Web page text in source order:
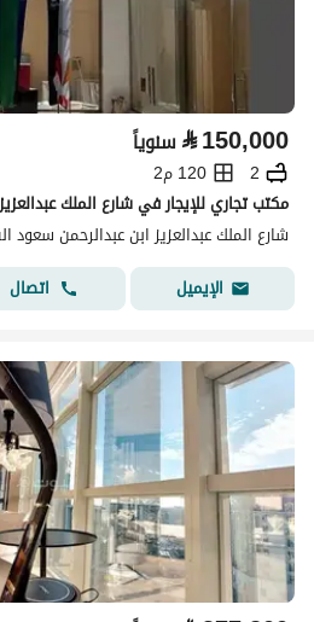
⃁150,000 سنوياً
2
120 م2
الإيميل
اتصال